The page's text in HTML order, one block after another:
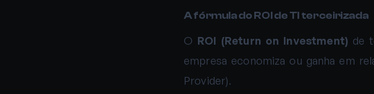
A fórmula do ROI de TI terceirizada
O ROI (Return on Investment) de
empresa economiza ou ganha em
Provider).